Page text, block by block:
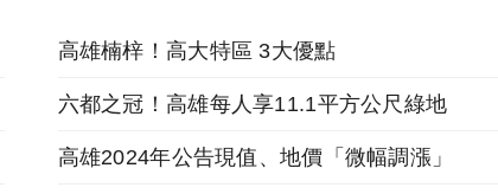
高雄楠梓！高大特區 3大優點
六都之冠！高雄每人享11.1平方公尺綠地
高雄2024年公告現值、地價「微幅調漲」